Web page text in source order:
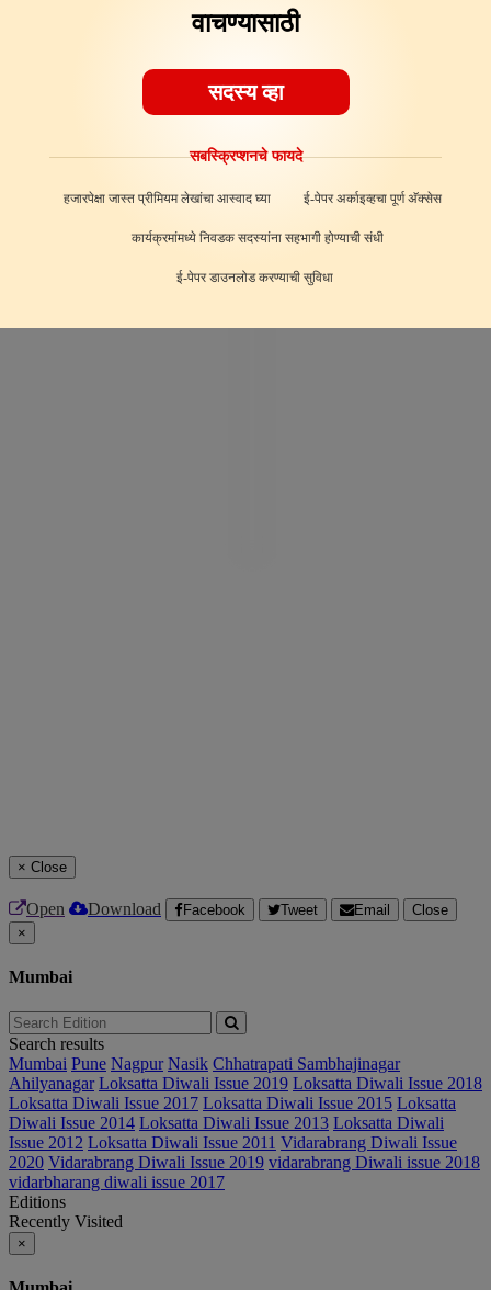
वाचण्यासाठी
सदस्य व्हा
सबस्क्रिप्शनचे फायदे
हजारपेक्षा जास्त प्रीमियम लेखांचा आस्वाद घ्या ई-पेपर अर्काइव्हचा पूर्ण अ‍ॅक्सेस
कार्यक्रमांमध्ये निवडक सदस्यांना सहभागी होण्याची संधी
ई-पेपर डाउनलोड करण्याची सुविधा
× Close
Open Download Facebook Tweet Email
Close
×
Mumbai
Search results
Mumbai Pune Nagpur Nasik Chhatrapati Sambhajinagar
Ahilyanagar Loksatta Diwali Issue 2019 Loksatta Diwali Issue 2018
Loksatta Diwali Issue 2017 Loksatta Diwali Issue 2015 Loksatta
Diwali Issue 2014 Loksatta Diwali Issue 2013 Loksatta Diwali
Issue 2012 Loksatta Diwali Issue 2011 Vidarabrang Diwali Issue
2020 Vidarabrang Diwali Issue 2019 vidarabrang Diwali issue 2018
vidarbharang diwali issue 2017
Editions
Recently Visited
×